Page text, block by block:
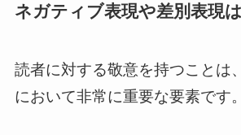
ネガティブ表現や差別表現
読者に対する敬意を持つことは
において非常に重要な要素です。